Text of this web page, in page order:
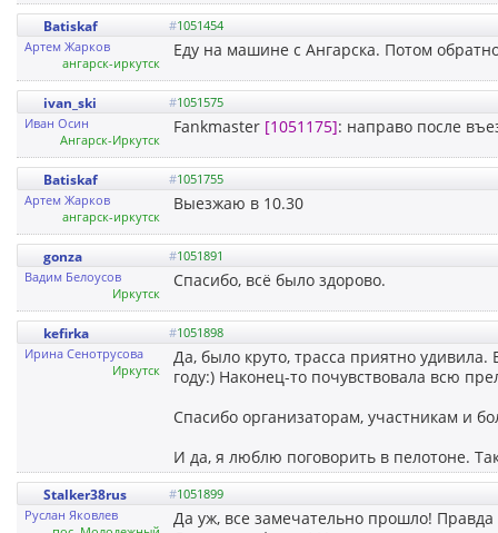
Batiskaf #1051454
Артем Жарков
ангарск-иркутск
Еду на машине с Ангарска. Потом
ivan_ski #1051575
Иван Осин
Ангарск-Иркутск
Fankmaster [1051175]: направо после
Batiskaf #1051755
Артем Жарков
ангарск-иркутск
Выезжаю в 10.30
gonza #1051891
Вадим Белоусов
Иркутск
Спасибо, всё было здорово.
kefirka #1051898
Ирина Сенотрусова
Иркутск
Да, было круто, трасса приятно
году:) Наконец-то почувствовала всю
Спасибо организаторам, участникам и
И да, я люблю поговорить в пелотоне.
Stalker38rus #1051899
Руслан Яковлев
Да уж, все замечательно прошло! Правда